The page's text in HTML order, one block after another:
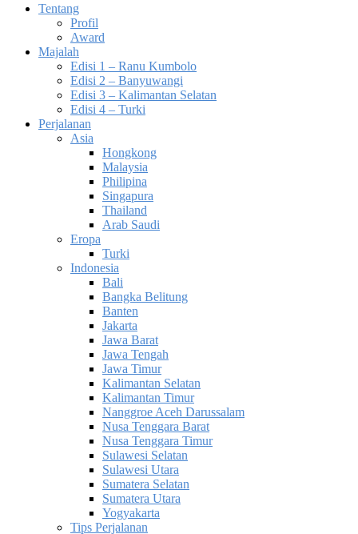
Tentang
Profil
Award
Majalah
Edisi 1 – Ranu Kumbolo
Edisi 2 – Banyuwangi
Edisi 3 – Kalimantan Selatan
Edisi 4 – Turki
Perjalanan
Asia
Hongkong
Malaysia
Philipina
Singapura
Thailand
Arab Saudi
Eropa
Turki
Indonesia
Bali
Bangka Belitung
Banten
Jakarta
Jawa Barat
Jawa Tengah
Jawa Timur
Kalimantan Selatan
Kalimantan Timur
Nanggroe Aceh Darussalam
Nusa Tenggara Barat
Nusa Tenggara Timur
Sulawesi Selatan
Sulawesi Utara
Sumatera Selatan
Sumatera Utara
Yogyakarta
Tips Perjalanan